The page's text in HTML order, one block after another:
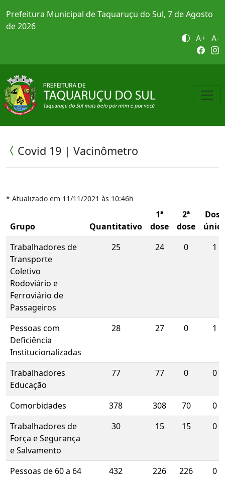
Prefeitura Municipal de Taquaruçu do Sul, 7 de Agosto
de 2026
A+ A-
Covid 19 | Vacinômetro
* Atualizado em 11/11/2021 às 10:46h
Grupo Quantitativo
1ª
dose
2ª
dose
Dose
Trabalhadores de
Transporte
Coletivo
Rodoviário e
Ferroviário de
Passageiros
25 24 0 1
Pessoas com
Deficiência
Institucionalizadas
28 27 0 1
Trabalhadores
Educação
77 77 0 0
Comorbidades 378 308 70
0
Trabalhadores de
Força e Segurança
e Salvamento
30 15 15 0
Pessoas de 60 a 64
432 226 226 0